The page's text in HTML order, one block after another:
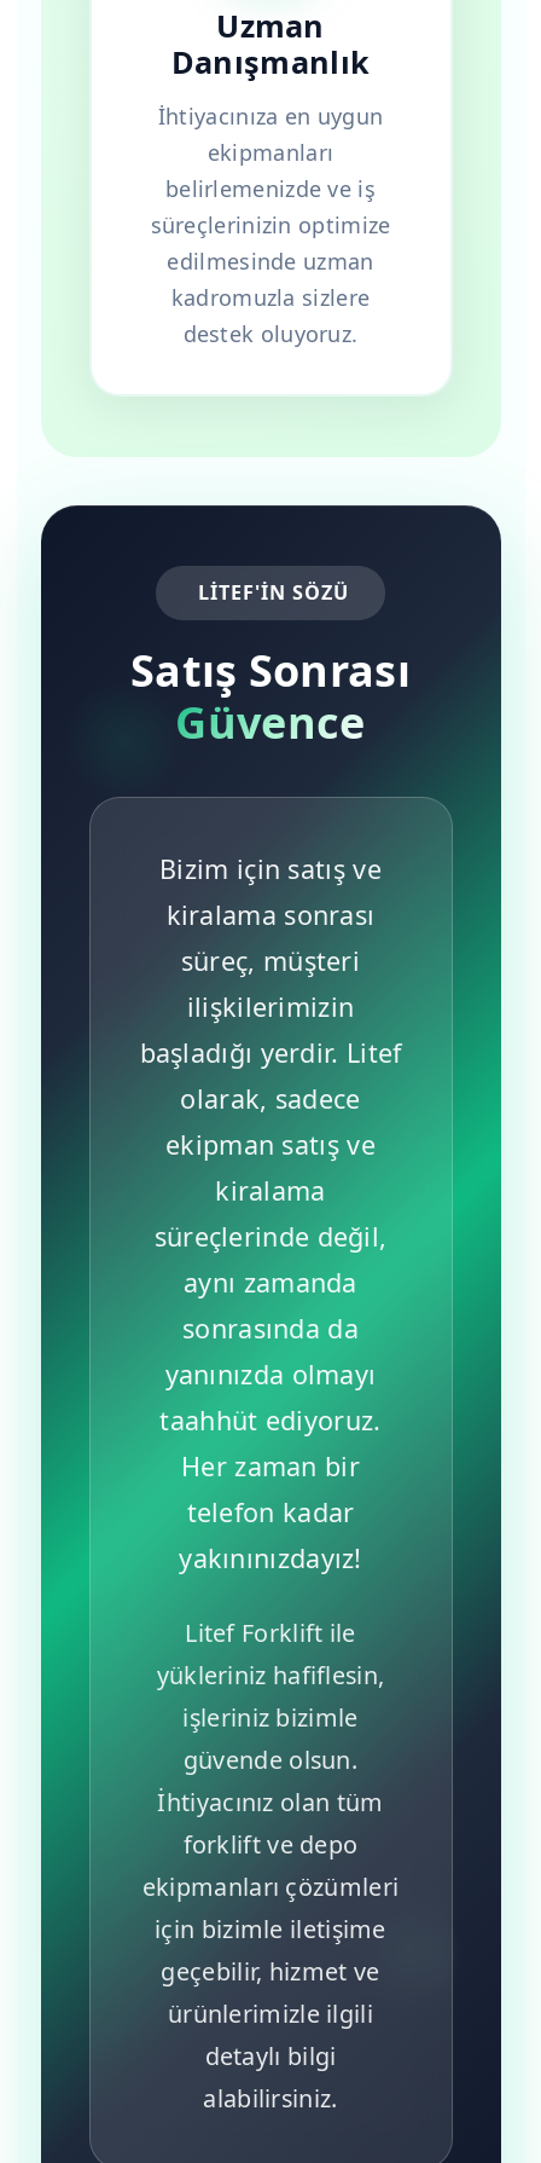
Uzman
Danışmanlık
İhtiyacınıza en uygun
ekipmanları
belirlemenizde ve iş
süreçlerinizin optimize
edilmesinde uzman
kadromuzla sizlere
destek oluyoruz.
LİTEF'IN SÖZÜ
Satış Sonrası
Güvence
Bizim için satış ve
kiralama sonrası
süreç, müşteri
ilişkilerimizin
başladığı yerdir. Litef
olarak, sadece
ekipman satış ve
kiralama
süreçlerinde değil,
aynı zamanda
sonrasında da
yanınızda olmayı
taahhüt ediyoruz.
Her zaman bir
telefon kadar
yakınınızdayız!
Litef Forklift ile
yükleriniz hafiflesin,
işleriniz bizimle
güvende olsun.
İhtiyacınız olan tüm
forklift ve depo
ekipmanları çözümleri
için bizimle iletişime
geçebilir, hizmet ve
ürünlerimizle ilgili
detaylı bilgi
alabilirsiniz.